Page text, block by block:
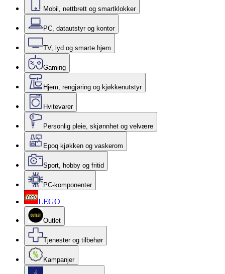
Mobil, nettbrett og smartklokker
PC, datautstyr og kontor
TV, lyd og smarte hjem
Gaming
Hjem, rengjøring og kjøkkenutstyr
Hvitevarer
Personlig pleie, skjønnhet og velvære
Epoq kjøkken og vaskerom
Sport, hobby og fritid
PC-komponenter
LEGO
Outlet
Tjenester og tilbehør
Kampanjer